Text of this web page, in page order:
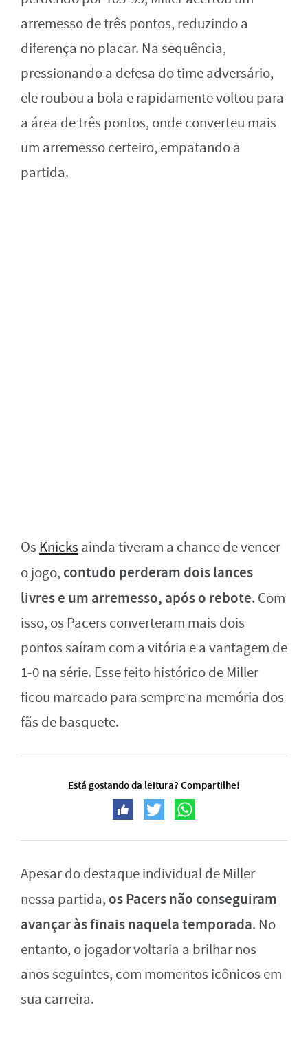
arremesso de três pontos, reduzindo a
diferença no placar. Na sequência,
pressionando a defesa do time adversário,
ele roubou a bola e rapidamente voltou para
a área de três pontos, onde converteu mais
um arremesso certeiro, empatando a
partida.
Os Knicks ainda tiveram a chance de vencer
o jogo, contudo perderam dois lances
livres e um arremesso, após o rebote. Com
isso, os Pacers converteram mais dois
pontos saíram com a vitória e a vantagem de
1-0 na série. Esse feito histórico de Miller
ficou marcado para sempre na memória dos
fãs de basquete.
Está gostando da leitura? Compartilhe!
Apesar do destaque individual de Miller
nessa partida, os Pacers não conseguiram
avançar às finais naquela temporada. No
entanto, o jogador voltaria a brilhar nos
anos seguintes, com momentos icônicos em
sua carreira.